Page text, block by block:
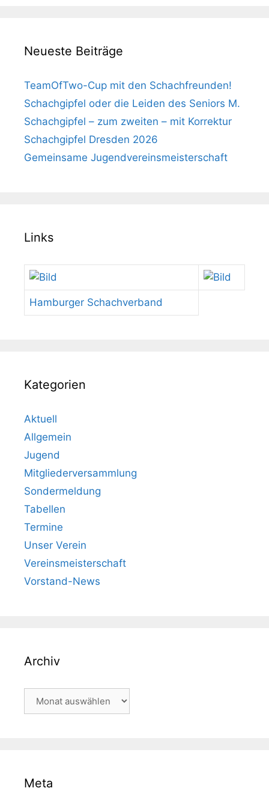
Neueste Beiträge
TeamOfTwo-Cup mit den Schachfreunden!
Schachgipfel oder die Leiden des Seniors M.
Schachgipfel – zum zweiten – mit Korrektur
Schachgipfel Dresden 2026
Gemeinsame Jugendvereinsmeisterschaft
Links
Hamburger Schachverband
Kategorien
Aktuell
Allgemein
Jugend
Mitgliederversammlung
Sondermeldung
Tabellen
Termine
Unser Verein
Vereinsmeisterschaft
Vorstand-News
Archiv
Meta